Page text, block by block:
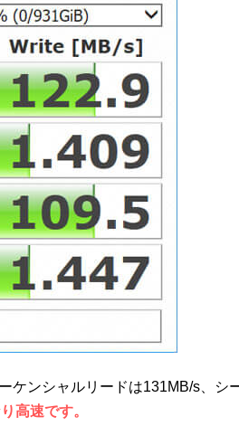
ケンシャルリードは131MB/s、シ
高速です。